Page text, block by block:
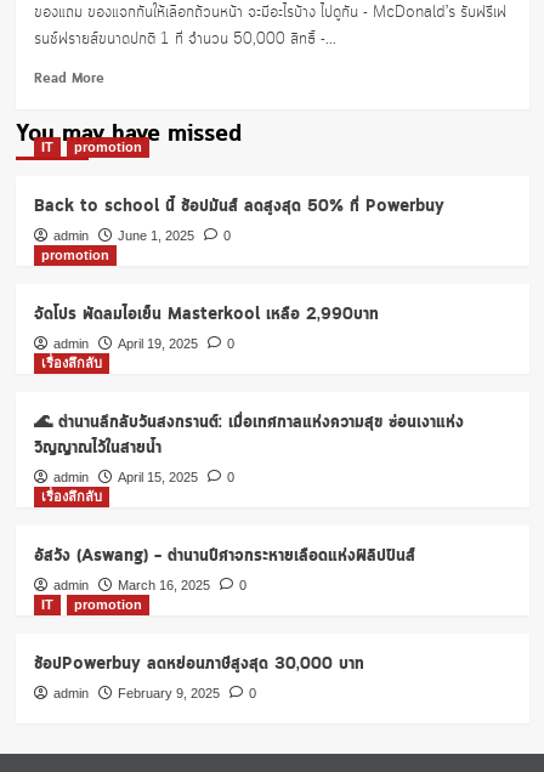
ของแถม ของแจกกันให้เลือกถ้วนหน้า จะมีอะไรบ้าง ไปดูกัน - McDonald’s รับฟรีเฟ
รนช์ฟรายส์ขนาดปกติ 1 ที่ จำนวน 50,000 สิทธิ์ -...
Read MoreRead
about
ใคร
Covid-
19
แล้ว
ของ
อะไร
บ้าง?
You may have missed
IT promotion
Back to school นี้ ช้อปมันส์ ลดสูงสุด 50% ที่ Powerbuy
admin June 1, 2025
0
promotion
จัดโปร พัดลมไอเย็น Masterkool เหลือ 2,990บาท
admin April 19, 2025
0
เรื่องลึกลับ
🌊 ตำนานลึกลับวันสงกรานต์: เมื่อเทศกาลแห่งความสุข ซ่อนเงาแห่ง
วิญญาณไว้ในสายน้ำ
admin April 15, 2025
0
เรื่องลึกลับ
อัสวัง (Aswang) – ตำนานปีศาจกระหายเลือดแห่งฟิลิปปินส์
admin March 16, 2025
0
IT
promotion
ช้อปPowerbuy ลดหย่อนภาษีสูงสุด 30,000 บาท
admin February 9, 2025 0